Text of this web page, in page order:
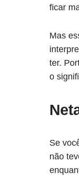
ficar
Mas
ter.
o
Se
não